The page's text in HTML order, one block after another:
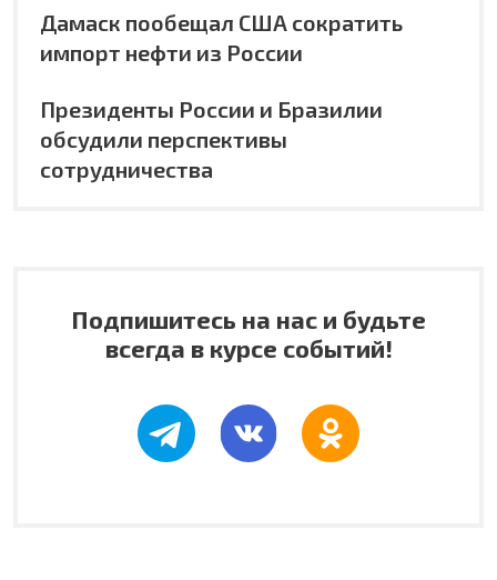
Дамаск пообещал США сократить
импорт нефти из России
Президенты России и Бразилии
обсудили перспективы
сотрудничества
Подпишитесь на нас и будьте
всегда в курсе событий!